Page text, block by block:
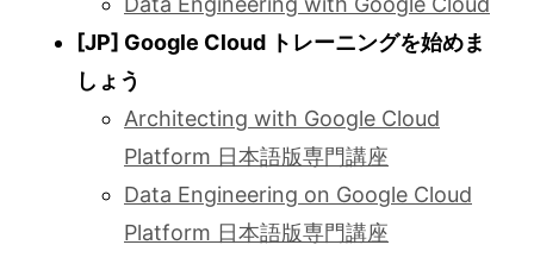
[JP] Google Cloud トレーニングを始めま
しょう
Architecting with Google Cloud
Platform 日本語版専門講座
Data Engineering on Google Cloud
Platform 日本語版専門講座